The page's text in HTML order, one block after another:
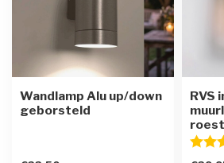
Wandlamp Alu up/down
geborsteld
RVS